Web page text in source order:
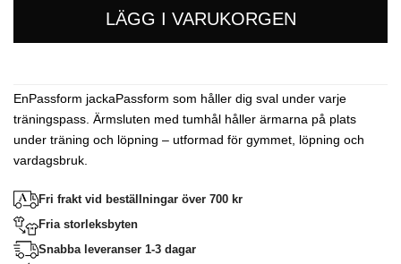
LÄGG I VARUKORGEN
EnPassform jackaPassform som håller dig sval under varje
träningspass. Ärmsluten med tumhål håller ärmarna på plats
under träning och löpning – utformad för gymmet, löpning och
vardagsbruk.
Fri frakt vid beställningar över 700 kr
Fria storleksbyten
Snabba leveranser 1-3 dagar